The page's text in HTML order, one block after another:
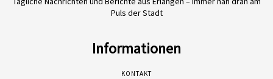
Puls der Stadt
Informationen
KONTAKT